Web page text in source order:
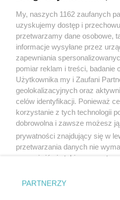
My, naszych 1162 zaufanych
uzyskujemy dostęp i
przetwarzamy dane osobowe,
informacje wysyłane przez
zapewniania
pomiar reklam i treści, badanie
Użytkownika my i Zaufani
geolokalizacyjnych oraz
celów identyfikacji. Ponieważ
korzystanie z tych technologii
dobrowolna i zawsze możesz
prywatności znajdujący się w
przetwarzania danych nie
sprzeciwić się takiemu
Zapoznaj się z poniższymi
PARTNERZY